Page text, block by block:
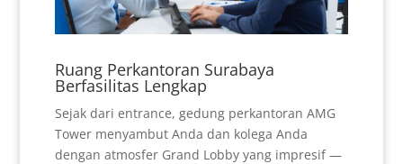
Ruang Perkantoran Surabaya
Berfasilitas Lengkap
Sejak dari entrance, gedung perkantoran AMG
Tower menyambut Anda dan kolega Anda
dengan atmosfer Grand Lobby yang impresif —